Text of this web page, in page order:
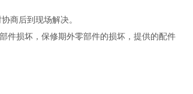
商后到现场解决。
件损坏，保修期外零部件的损坏，提供的配件